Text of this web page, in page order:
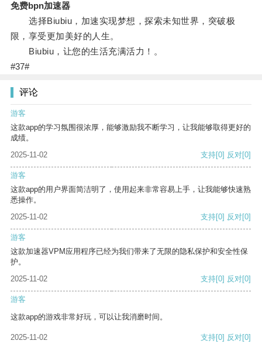
免费bpn加速器
选择Biubiu，加速实现梦想，探索未知世界，突破极
限，享受更加美好的人生。
Biubiu，让您的生活充满活力！。
#37#
评论
游客
这款app的学习氛围很浓厚，能够激励我不断学习，让我能够取得更好的
成绩。
2025-11-02
支持[0] 反对[0]
游客
这款app的用户界面简洁明了，使用起来非常容易上手，让我能够快速熟
悉操作。
2025-11-02
支持[0] 反对[0]
游客
这款加速器VPM应用程序已经为我们带来了无限的隐私保护和安全性保
护。
2025-11-02
支持[0] 反对[0]
游客
这款app的游戏非常好玩，可以让我消磨时间。
2025-11-02 支持[0] 反对[0]